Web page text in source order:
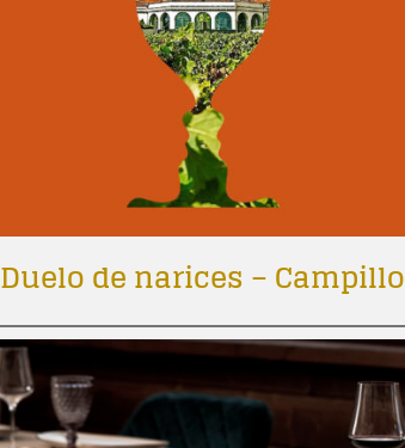
Duelo de narices – Campillo